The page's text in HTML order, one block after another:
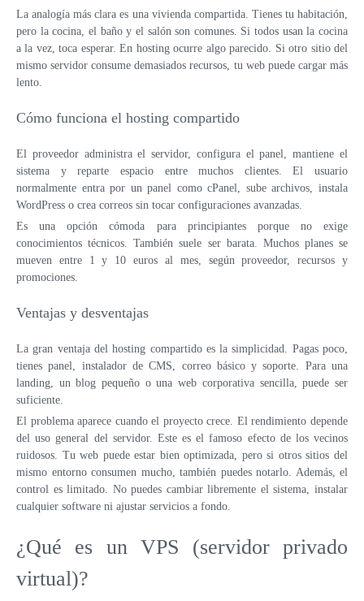
VPS ESTONIA
VPS AUSTRALIA
VPS ITALIA
VPS EMIRATOS ÁRABES UNIDOS
VPS ISRAEL
La analogía más clara es una vivienda compartida. Tienes tu habitación,
pero la cocina, el baño y el salón son comunes. Si todos usan la cocina
a la vez, toca esperar. En hosting ocurre algo parecido. Si otro sitio del
mismo servidor consume demasiados recursos, tu web puede cargar más
lento.
Cómo funciona el hosting compartido
El proveedor administra el servidor, configura el panel, mantiene el
sistema y reparte espacio entre muchos clientes. El usuario
normalmente entra por un panel como cPanel, sube archivos, instala
WordPress o crea correos sin tocar configuraciones avanzadas.
Es una opción cómoda para principiantes porque no exige
conocimientos técnicos. También suele ser barata. Muchos planes se
mueven entre 1 y 10 euros al mes, según proveedor, recursos y
promociones.
Ventajas y desventajas
La gran ventaja del hosting compartido es la simplicidad. Pagas poco,
tienes panel, instalador de CMS, correo básico y soporte. Para una
landing, un blog pequeño o una web corporativa sencilla, puede ser
suficiente.
El problema aparece cuando el proyecto crece. El rendimiento depende
del uso general del servidor. Este es el famoso efecto de los vecinos
ruidosos. Tu web puede estar bien optimizada, pero si otros sitios del
mismo entorno consumen mucho, también puedes notarlo. Además, el
control es limitado. No puedes cambiar libremente el sistema, instalar
cualquier software ni ajustar servicios a fondo.
¿Qué es un VPS (servidor privado
virtual)?